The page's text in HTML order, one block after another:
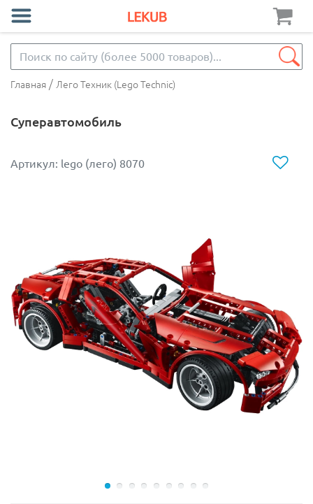
Главная / Лего Техник (Lego Technic)
Суперавтомобиль
Артикул: lego (лего) 8070